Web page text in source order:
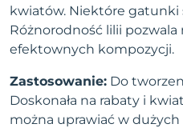
kwiatów. Niektóre gatunki
Różnorodność lilii pozwala
efektownych kompozycji.
Zastosowanie: Do
Doskonała na rabaty i
można uprawiać w